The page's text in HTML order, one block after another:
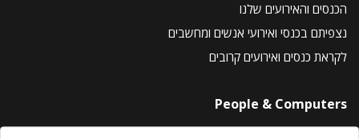
הכנסים והאירועים שלנו
נצפיתם בכנסי ואירועי אנשים ומחשבים
לקראת כנסים ואירועים קרובים
People & Computers
About Us